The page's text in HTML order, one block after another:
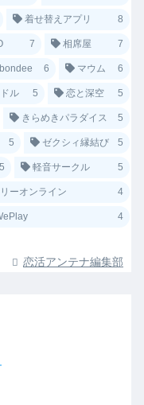
着せ替えアプリ 8
7 相席屋 7
6 マウム 6
ル 5 恋と深空 5
きらめきパラダイス 5
5 ゼクシィ縁結び 5
5 軽音サークル 5
ーオンライン 4
4
恋活アンテナ編集部